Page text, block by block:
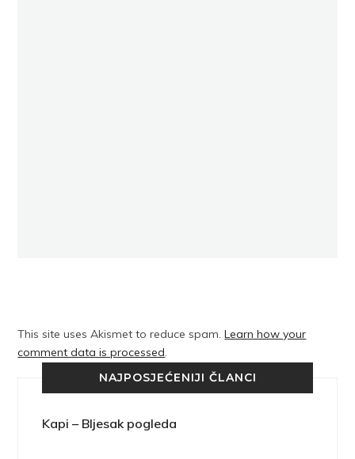
This site uses Akismet to reduce spam.Learn how your
comment data is processed.
NAJPOSJEĆENIJI ČLANCI
Kapi – Bljesak pogleda